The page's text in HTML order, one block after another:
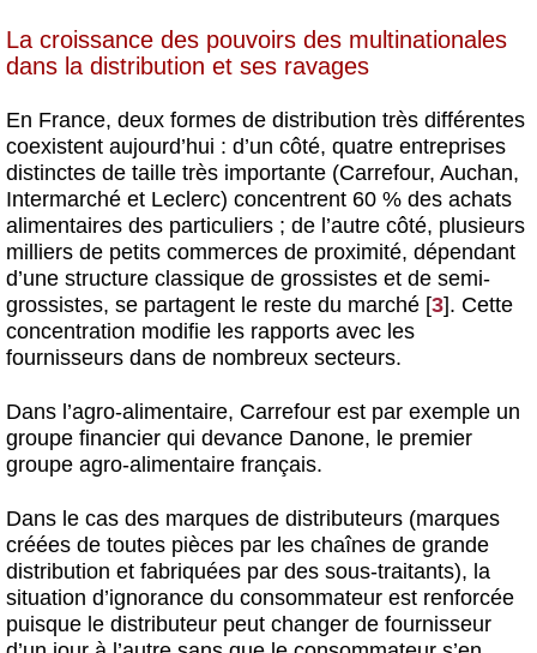
La croissance des pouvoirs des multinationales
dans la distribution et ses ravages
En France, deux formes de distribution très différentes
coexistent aujourd’hui : d’un côté, quatre entreprises
distinctes de taille très importante (Carrefour, Auchan,
Intermarché et Leclerc) concentrent 60 % des achats
alimentaires des particuliers ; de l’autre côté, plusieurs
milliers de petits commerces de proximité, dépendant
d’une structure classique de grossistes et de semi-
grossistes, se partagent le reste du marché [3]. Cette
concentration modifie les rapports avec les
fournisseurs dans de nombreux secteurs.
Dans l’agro-alimentaire, Carrefour est par exemple un
groupe financier qui devance Danone, le premier
groupe agro-alimentaire français.
Dans le cas des marques de distributeurs (marques
créées de toutes pièces par les chaînes de grande
distribution et fabriquées par des sous-traitants), la
situation d’ignorance du consommateur est renforcée
puisque le distributeur peut changer de fournisseur